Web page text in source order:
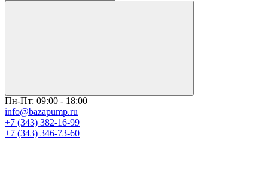
Пн-Пт: 09:00 - 18:00
info@bazapump.ru
+7 (343) 382-16-99
+7 (343) 346-73-‬60